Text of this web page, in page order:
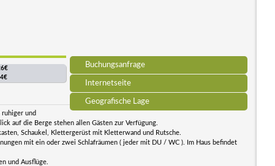
Buchungsanfrage
Internetseite
Geografische Lage
ruhiger und
auf die Berge stehen allen Gästen zur Verfügung.
Schaukel, Klettergerüst mit Kletterwand und Rutsche.
mit ein oder zwei Schlafräumen ( jeder mit DU / WC ). Im Haus befindet
und Ausflüge.